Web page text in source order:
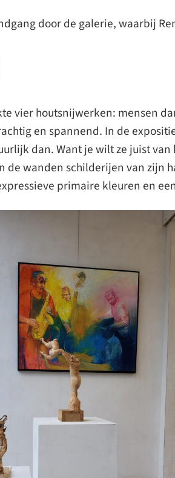
door de galerie, waarbij
vier houtsnijwerken: mensen
en spannend. In de
dan. Want je wilt ze juist
de wanden schilderijen van
primaire kleuren en